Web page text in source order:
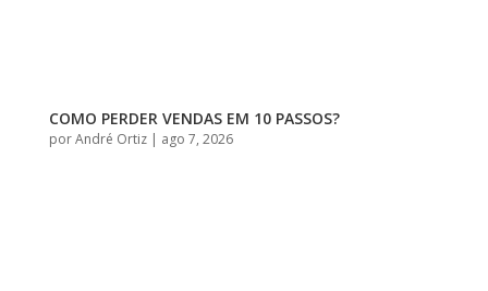
COMO PERDER VENDAS EM 10 PASSOS?
porAndré Ortiz| ago 7, 2026